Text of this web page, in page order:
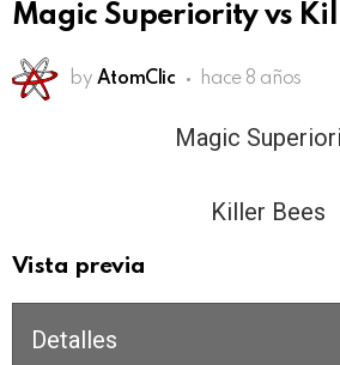
Magic Superiority vs
by AtomClic hace 8 años
Magic
Killer Bees
Vista previa
Detalles